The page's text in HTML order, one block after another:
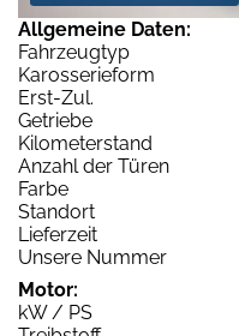
Allgemeine Daten:
Fahrzeugtyp
Karosserieform
Erst-Zul.
Getriebe
Kilometerstand
Anzahl der Türen
Farbe
Standort
Lieferzeit
Unsere Nummer
Motor:
kW / PS